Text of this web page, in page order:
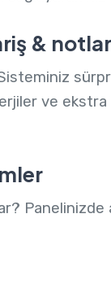
& notlar
ve
Panelinizde